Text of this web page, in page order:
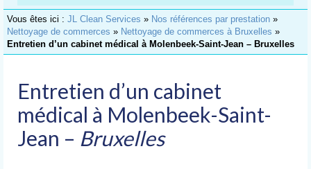
Accueil
Nettoyage
Nettoyage
d’Immeubles
Nettoyage
de Commerces
Vous êtes ici : JL Clean Services » Nos références par prestation »
Nettoyage de commerces » Nettoyage de commerces à Bruxelles »
Entretien d’un cabinet médical à Molenbeek-Saint-Jean – Bruxelles
Entretien d’un cabinet
médical à Molenbeek-Saint-
Jean – Bruxelles